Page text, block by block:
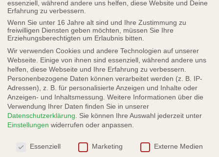
M6 x 35 – 2 Stück
M6 x 45 –3 Stück
M6 x 50 – 1 Stück
M6 x 65 – 1 Stück
M6 x 120 – 5 Stück
M6 x 140 – 4 Stück
Verzinkte Senkkopfschraube mit
Innensechskant
essenziell, während andere uns helfen, diese Website und Deine
Erfahrung zu verbessern.
Wenn Sie unter 16 Jahre alt sind und Ihre Zustimmung zu
freiwilligen Diensten geben möchten, müssen Sie Ihre
Erziehungsberechtigten um Erlaubnis bitten.
Wir verwenden Cookies und andere Technologien auf unserer
Webseite. Einige von ihnen sind essenziell, während andere uns
helfen, diese Webseite und Ihre Erfahrung zu verbessern.
Personenbezogene Daten können verarbeitet werden (z. B. IP-
Adressen), z. B. für personalisierte Anzeigen und Inhalte oder
Anzeigen- und Inhaltsmessung. Weitere Informationen über die
Verwendung Ihrer Daten finden Sie in unserer
Datenschutzerklärung
Sie können Ihre Auswahl jederzeit unter
Einstellungen widerrufen oder anpassen.
Essenziell
Marketing Externe Medien